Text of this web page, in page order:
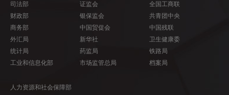
司法部
财政部
商务部
外汇局
统计局
工业和信息化部
证监会
银保监会
中国贸促会
新华社
药监局
市场监管总局
全国工商联
共青团中央
中国残联
卫生健康委
铁路局
档案局
人力资源和社会保障部